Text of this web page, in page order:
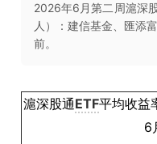
2026年6月第二周滬深
人）：建信基金、匯添
前。
滬深股通ETF平均收益
6